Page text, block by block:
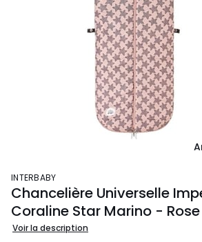
INTERBABY
Chancelière Universelle
Coraline Star Marino - Rose
Voir la description